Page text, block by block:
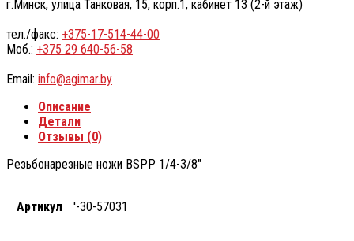
г.Минск, улица Танковая, 15, корп.1, кабинет 13 (2-й этаж)
тел./факс: +375-17-514-44-00
Моб.: +375 29 640-56-58
Email: info@agimar.by
Описание
Детали
Отзывы (0)
Резьбонарезные ножи BSPP 1/4-3/8″
Артикул '-30-57031